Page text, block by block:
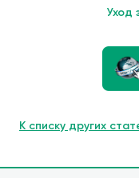
Уход
К списку других